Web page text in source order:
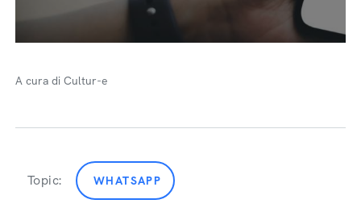
A cura di Cultur-e
Topic: WHATSAPP